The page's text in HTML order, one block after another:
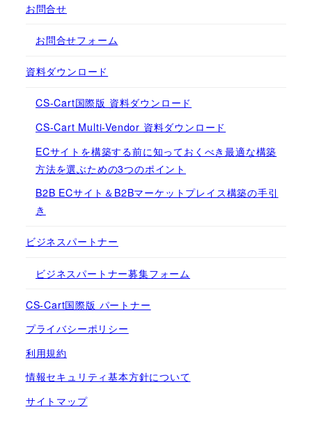
お問合せ
お問合せフォーム
資料ダウンロード
CS-Cart国際版 資料ダウンロード
CS-Cart Multi-Vendor 資料ダウンロード
ECサイトを構築する前に知っておくべき最適な構築
方法を選ぶための3つのポイント
B2B ECサイト＆B2Bマーケットプレイス構築の手引
き
ビジネスパートナー
ビジネスパートナー募集フォーム
CS-Cart国際版 パートナー
プライバシーポリシー
利用規約
情報セキュリティ基本方針について
サイトマップ